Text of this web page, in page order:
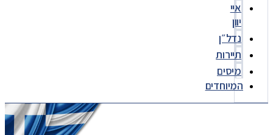
איי
יוון
נדל״ן
תיירות
מיסים
המיוחדים